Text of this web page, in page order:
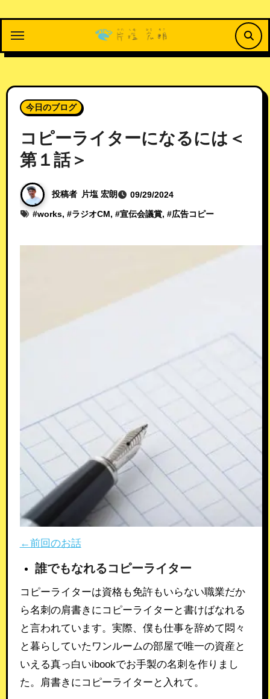
ス
ッ
今日のブログ
コピーライターになるには＜
第１話＞
投稿者 片塩 宏朗
09/29/2024
#works, #ラジオCM, #宣伝会議賞, #広告コピー
←前回のお話
誰でもなれるコピーライター
コピーライターは資格も免許もいらない職業だか
ら名刺の肩書きにコピーライターと書けばなれる
と言われています。実際、僕も仕事を辞めて悶々
と暮らしていたワンルームの部屋で唯一の資産と
いえる真っ白いibookでお手製の名刺を作りまし
た。肩書きにコピーライターと入れて。